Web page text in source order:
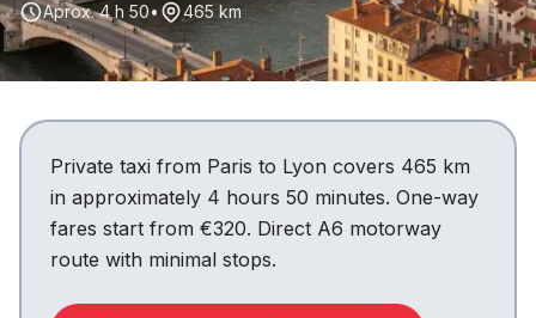
Aprox. 4 h 50• 465 km
Private taxi from Paris to Lyon covers 465 km
in approximately 4 hours 50 minutes. One-way
fares start from €320. Direct A6 motorway
route with minimal stops.